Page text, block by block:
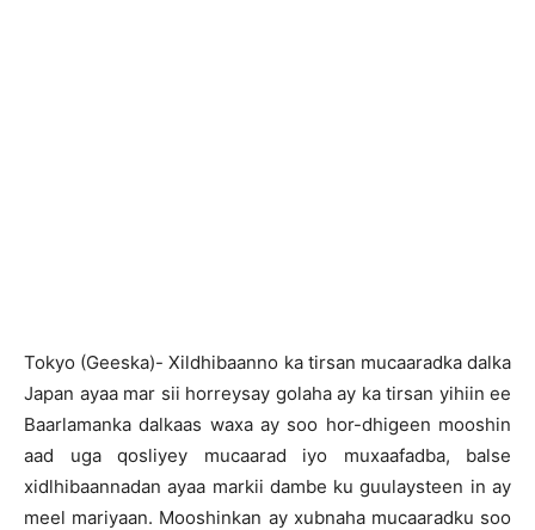
Tokyo (Geeska)- Xildhibaanno ka tirsan mucaaradka dalka
Japan ayaa mar sii horreysay golaha ay ka tirsan yihiin ee
Baarlamanka dalkaas waxa ay soo hor-dhigeen mooshin
aad uga qosliyey mucaarad iyo muxaafadba, balse
xidlhibaannadan ayaa markii dambe ku guulaysteen in ay
meel mariyaan. Mooshinkan ay xubnaha mucaaradku soo